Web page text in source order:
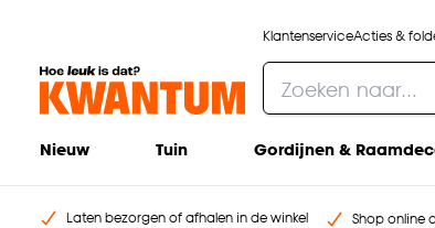
KlantenserviceActies &
Nieuw Tuin Gordijnen &
Laten bezorgen of afhalen in de winkel Shop online